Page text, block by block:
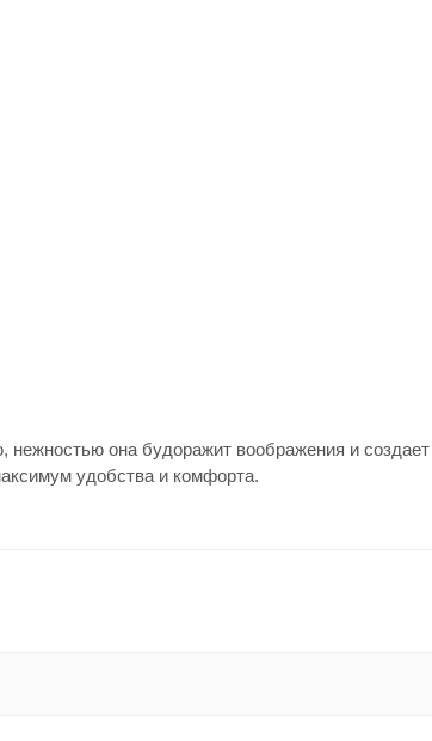
она будоражит воображения и
удобства и комфорта.